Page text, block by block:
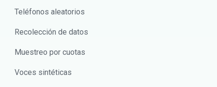
Teléfonos aleatorios
Recolección de datos
Muestreo por cuotas
Voces sintéticas